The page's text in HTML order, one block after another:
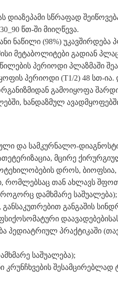
სწრაფად
წთ-ში მიიღწევა.
ნაწილი (98%)
მეტაბოლიტები გადიან
პერიოდი პლაზმაში
პერიოდი (T1/2) 48 სთ-
გამოიყოფა
ხანდაზმულ
და სამკურნალო-
მცირე
დროს, ბიოფსია,
რომლებსაც თან ახლავს
დამხმარე საშუალება);
განსაკუთრებით განგაშის
პრაქტიკაში
საშუალება);
შესამცირებლად